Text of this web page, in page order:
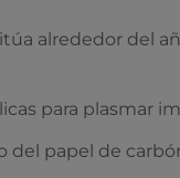
alrededor del
para plasmar
papel de